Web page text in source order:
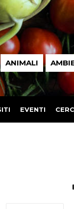
ANIMALI
EVENTI